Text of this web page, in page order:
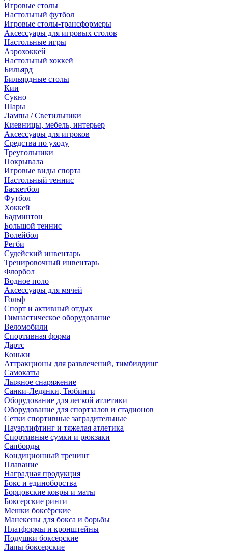
Игровые столы
Настольный футбол
Игровые столы-трансформеры
Аксессуары для игровых столов
Настольные игры
Аэрохоккей
Настольный хоккей
Бильярд
Бильярдные столы
Кии
Сукно
Шары
Лампы / Светильники
Киевницы, мебель, интерьер
Аксессуары для игроков
Средства по уходу
Треугольники
Покрывала
Игровые виды спорта
Настольный теннис
Баскетбол
Футбол
Хоккей
Бадминтон
Большой теннис
Волейбол
Регби
Судейский инвентарь
Тренировочный инвентарь
Флорбол
Водное поло
Аксессуары для мячей
Гольф
Спорт и активный отдых
Гимнастическое оборудование
Веломобили
Спортивная форма
Дартс
Коньки
Аттракционы для развлечений, тимбилдинг
Самокаты
Лыжное снаряжение
Санки-Ледянки, Тюбинги
Оборудование для легкой атлетики
Оборудование для спортзалов и стадионов
Сетки спортивные заградительные
Пауэрлифтинг и тяжелая атлетика
Спортивные сумки и рюкзаки
Сапборды
Кондиционный тренинг
Плавание
Наградная продукция
Бокс и единоборства
Борцовские ковры и маты
Боксерские ринги
Мешки боксёрские
Манекены для бокса и борьбы
Платформы и кронштейны
Подушки боксерские
Лапы боксерские